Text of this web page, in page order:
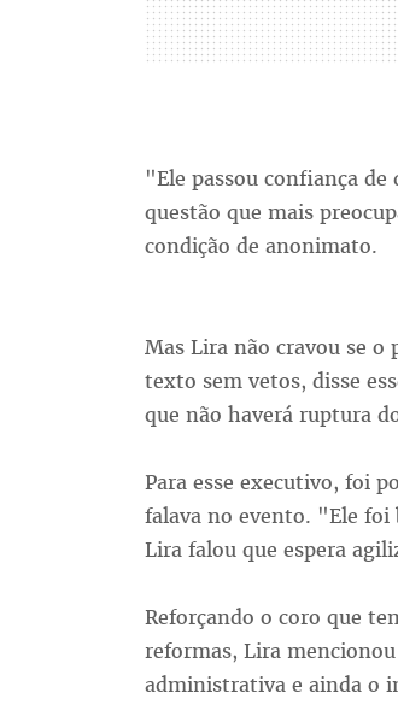
"Ele passou confiança de
questão que mais
condição de anonimato.
Mas Lira não cravou se o
texto sem vetos, disse
que não haverá ruptura
Para esse executivo, foi
falava no evento. "Ele
Lira falou que espera
Reforçando o coro que
reformas, Lira
administrativa e ainda o